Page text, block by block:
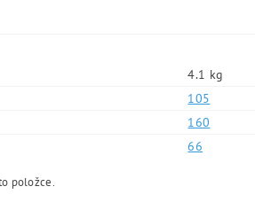
4.1 kg
105
160
66
položce.